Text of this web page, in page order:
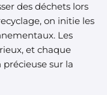
des déchets lors
on initie les
Les
et chaque
sur la